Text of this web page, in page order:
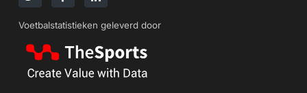
Voetbalstatistieken geleverd door